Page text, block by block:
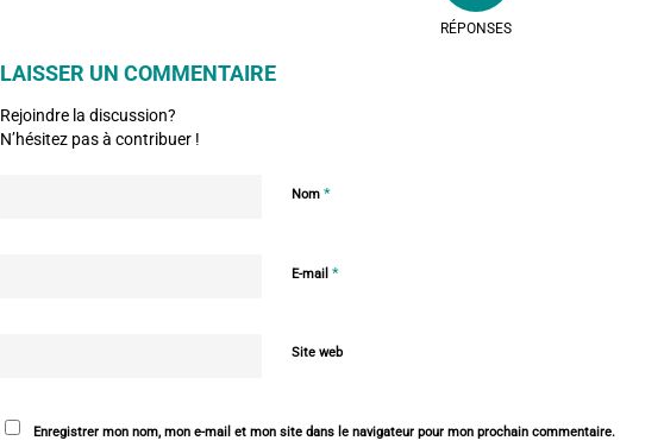
RÉPONSES
LAISSER UN COMMENTAIRE
Rejoindre la discussion?
N’hésitez pas à contribuer !
Nom *
E-mail *
Site web
Enregistrer mon nom, mon e-mail et mon site dans le navigateur pour mon prochain commentaire.